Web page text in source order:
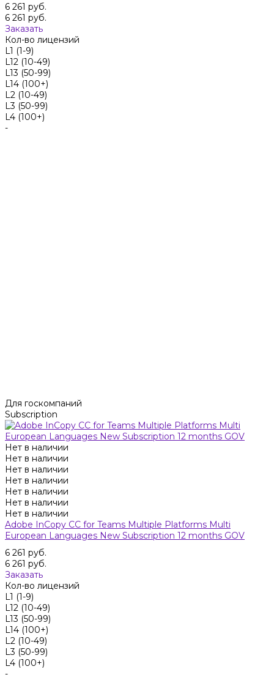
6 261 руб.
6 261 руб.
Заказать
Кол-во лицензий
L1 (1-9)
L12 (10-49)
L13 (50-99)
L14 (100+)
L2 (10-49)
L3 (50-99)
L4 (100+)
-
Для госкомпаний
Subscription
Нет в наличии
Нет в наличии
Нет в наличии
Нет в наличии
Нет в наличии
Нет в наличии
Нет в наличии
Adobe InCopy CC for Teams Multiple Platforms Multi
European Languages New Subscription 12 months GOV
6 261 руб.
6 261 руб.
Заказать
Кол-во лицензий
L1 (1-9)
L12 (10-49)
L13 (50-99)
L14 (100+)
L2 (10-49)
L3 (50-99)
L4 (100+)
-